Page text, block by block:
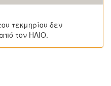
τεκμηρίου δεν
τον ΗΛΙΟ.